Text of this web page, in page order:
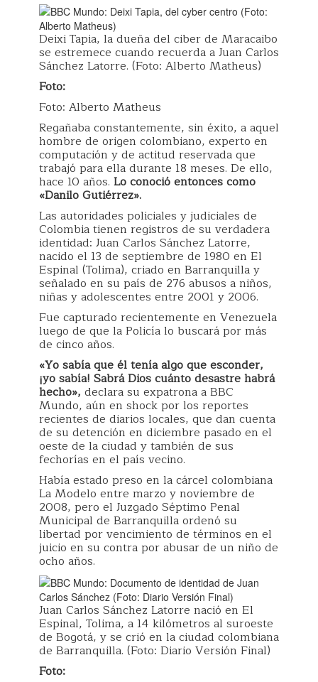
Deixi Tapia, la dueña del ciber de Maracaibo
se estremece cuando recuerda a Juan Carlos
Sánchez Latorre. (Foto: Alberto Matheus)
Foto:
Foto: Alberto Matheus
Regañaba constantemente, sin éxito, a aquel
hombre de origen colombiano, experto en
computación y de actitud reservada que
trabajó para ella durante 18 meses. De ello,
hace 10 años. Lo conoció entonces como
«Danilo Gutiérrez».
Las autoridades policiales y judiciales de
Colombia tienen registros de su verdadera
identidad: Juan Carlos Sánchez Latorre,
nacido el 13 de septiembre de 1980 en El
Espinal (Tolima), criado en Barranquilla y
señalado en su país de 276 abusos a niños,
niñas y adolescentes entre 2001 y 2006.
Fue capturado recientemente en Venezuela
luego de que la Policía lo buscará por más
de cinco años.
«Yo sabía que él tenía algo que esconder,
¡yo sabía! Sabrá Dios cuánto desastre habrá
hecho», declara su expatrona a BBC
Mundo, aún en shock por los reportes
recientes de diarios locales, que dan cuenta
de su detención en diciembre pasado en el
oeste de la ciudad y también de sus
fechorías en el país vecino.
Había estado preso en la cárcel colombiana
La Modelo entre marzo y noviembre de
2008, pero el Juzgado Séptimo Penal
Municipal de Barranquilla ordenó su
libertad por vencimiento de términos en el
juicio en su contra por abusar de un niño de
ocho años.
Juan Carlos Sánchez Latorre nació en El
Espinal, Tolima, a 14 kilómetros al suroeste
de Bogotá, y se crió en la ciudad colombiana
de Barranquilla. (Foto: Diario Versión Final)
Foto: